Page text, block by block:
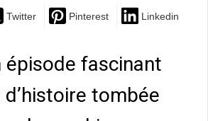
Twitter Pinterest Linkedin
épisode fascinant
d’histoire tombée